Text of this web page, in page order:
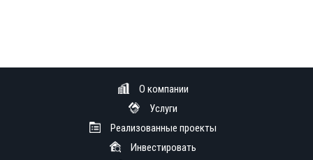
О компании
Услуги
Реализованные проекты
Инвестировать